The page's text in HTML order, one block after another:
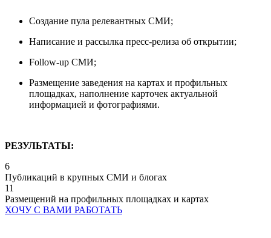
Создание пула релевантных СМИ;
Написание и рассылка пресс-релиза об открытии;
Follow-up СМИ;
Размещение заведения на картах и профильных
площадках, наполнение карточек актуальной
информацией и фотографиями.
РЕЗУЛЬТАТЫ:
6
Публикаций в крупных СМИ и блогах
11
Размещений на профильных площадках и картах
ХОЧУ С ВАМИ РАБОТАТЬ